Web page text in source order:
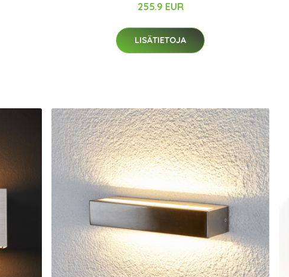
255.9 EUR
LISÄTIETOJA